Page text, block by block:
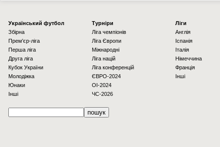
Українcький футбол
Збірна
Прем'єр-ліга
Перша ліга
Друга ліга
Кубок України
Молодіжка
Юнаки
Інші
Турніри
Ліга чемпіонів
Ліга Європи
Міжнародні
Ліга націй
Ліга конференцій
ЄВРО-2024
OI-2024
ЧС-2026
Ліги
Англія
Іспанія
Італія
Німеччина
Франція
Інші